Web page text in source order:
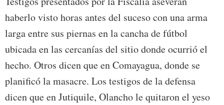
haberlo visto horas antes del suceso con una arma
larga entre sus piernas en la cancha de fútbol
ubicada en las cercanías del sitio donde ocurrió el
hecho. Otros dicen que en Comayagua, donde se
planificó la masacre. Los testigos de la defensa
dicen que en Jutiquile, Olancho le quitaron el yeso